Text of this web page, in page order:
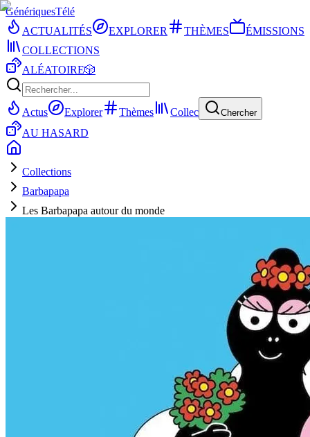
GénériquesTélé
ACTUALITÉS
EXPLORER THÈMES
ÉMISSIONS
COLLECTIONS
ALÉATOIRE🎲
Actus Explorer Thèmes Collec Chercher
AU HASARD
Collections
Barbapapa
Les Barbapapa autour du monde